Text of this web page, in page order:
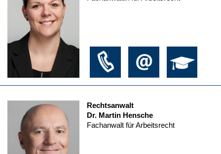
Rechtsanwalt
Dr. Martin Hensche
Fachanwalt für Arbeitsrecht